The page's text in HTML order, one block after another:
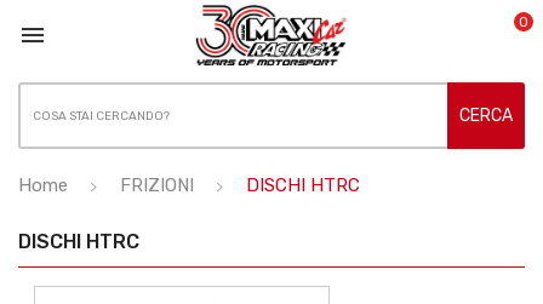
 0
CERCA
Home FRIZIONI DISCHI HTRC
DISCHI HTRC